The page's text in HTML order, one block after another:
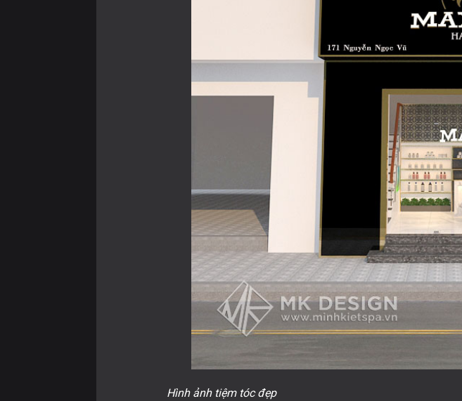
Hình ảnh tiệm tóc đẹp